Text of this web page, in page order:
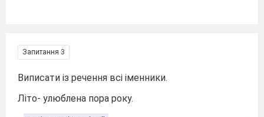
Запитання 3
Виписати із речення всі іменники.
Літо- улюблена пора року.